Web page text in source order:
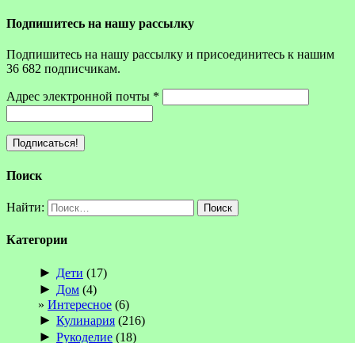
Подпишитесь на нашу рассылку
Подпишитесь на нашу рассылку и присоединитесь к нашим
36 682 подписчикам.
Адрес электронной почты *
Поиск
Найти:
Категории
► Дети (17)
► Дом (4)
Интересное (6)
► Кулинария (216)
► Рукоделие (18)